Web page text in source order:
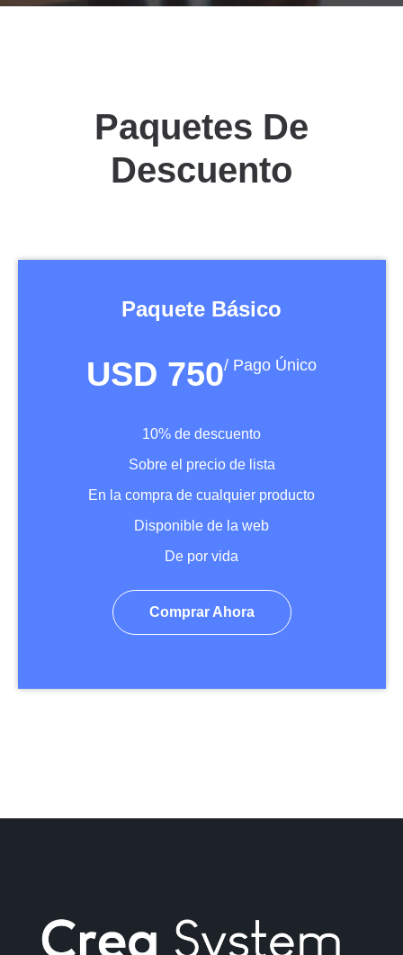
Paquetes De
Descuento
Paquete Básico
USD 750/ Pago Único
10% de descuento
Sobre el precio de lista
En la compra de cualquier producto
Disponible de la web
De por vida
Comprar Ahora